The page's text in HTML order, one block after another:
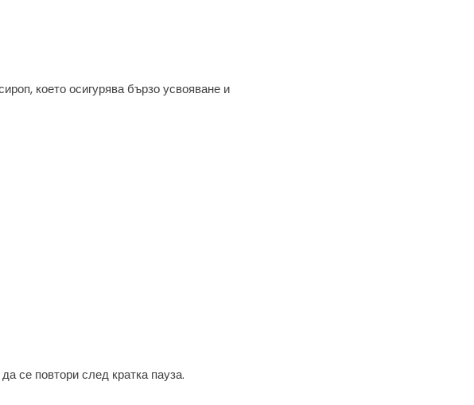
което осигурява бързо усвояване и
се повтори след кратка пауза.